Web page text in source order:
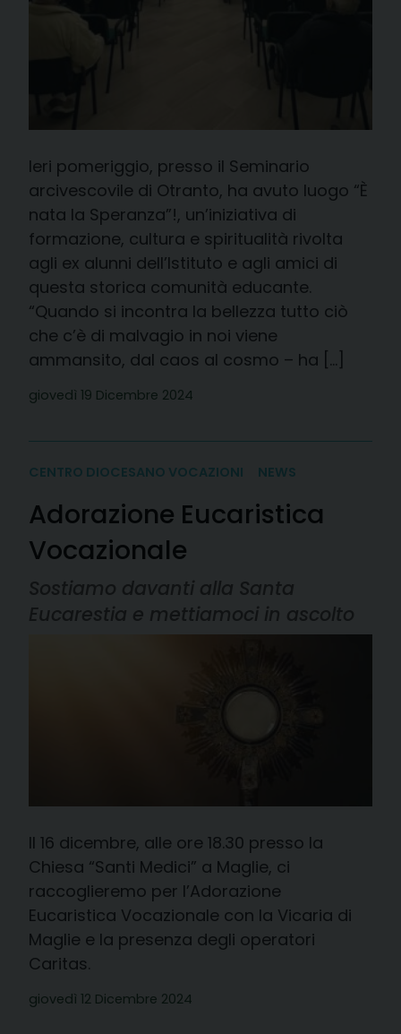
Ieri pomeriggio, presso il Seminario
arcivescovile di Otranto, ha avuto luogo “È
nata la Speranza”!, un’iniziativa di
formazione, cultura e spiritualità rivolta
agli ex alunni dell’Istituto e agli amici di
questa storica comunità educante.
“Quando si incontra la bellezza tutto ciò
che c’è di malvagio in noi viene
ammansito, dal caos al cosmo – ha […]
giovedì 19 Dicembre 2024
CENTRO DIOCESANO VOCAZIONI NEWS
Adorazione Eucaristica
Vocazionale
Sostiamo davanti alla Santa
Eucarestia e mettiamoci in ascolto
Il 16 dicembre, alle ore 18.30 presso la
Chiesa “Santi Medici” a Maglie, ci
raccoglieremo per l’Adorazione
Eucaristica Vocazionale con la Vicaria di
Maglie e la presenza degli operatori
Caritas.
giovedì 12 Dicembre 2024